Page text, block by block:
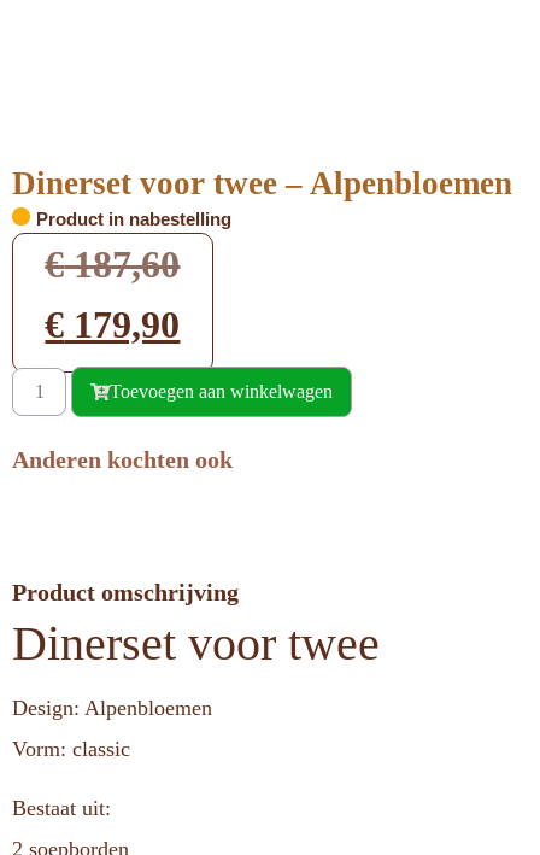
Dinerset voor twee – Alpenbloemen
Product in nabestelling
€187,60
€ 179,90
Toevoegen aan winkelwagen
Anderen kochten ook
Product omschrijving
Dinerset voor twee
Design: Alpenbloemen
Vorm: classic
Bestaat uit:
2 soepborden